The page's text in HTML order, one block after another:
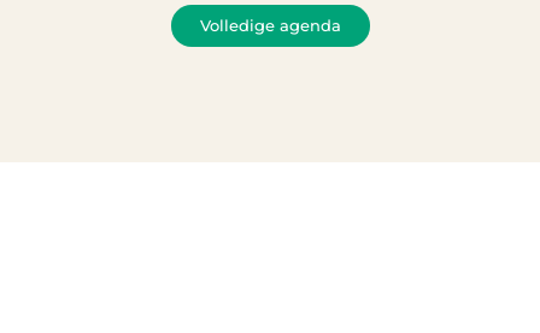
Volledige agenda